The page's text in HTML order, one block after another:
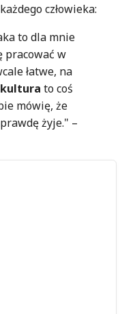
człowieka:
to dla mnie
pracować w
łatwe, na
kultura to coś
mówię, że
żyje." –